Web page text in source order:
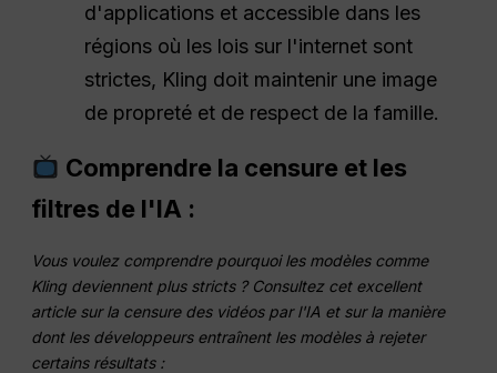
d'applications et accessible dans les
régions où les lois sur l'internet sont
strictes, Kling doit maintenir une image
de propreté et de respect de la famille.
Comprendre la censure et les
filtres de l'IA :
Vous voulez comprendre pourquoi les modèles comme
Kling deviennent plus stricts ? Consultez cet excellent
article sur la censure des vidéos par l'IA et sur la manière
dont les développeurs entraînent les modèles à rejeter
certains résultats :